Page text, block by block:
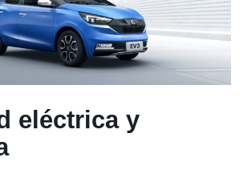
eléctrica y